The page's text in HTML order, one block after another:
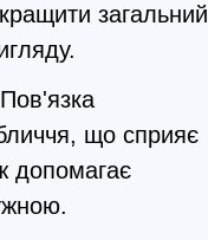
загальний
Пов'язка
що сприяє
допомагає